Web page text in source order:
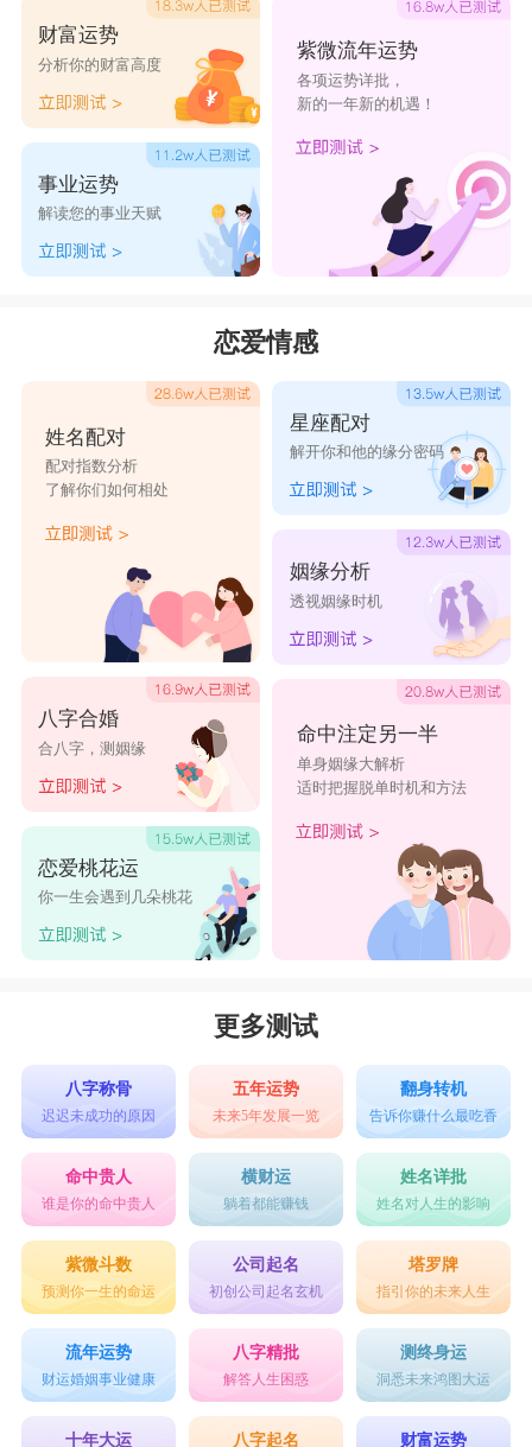
财富运势
分析你的财富高度
事业运势
解读您的事业天赋
紫微流年运势
各项运势详批，
新的一年新的机遇！
恋爱情感
姓名配对
配对指数分析
了解你们如何相处
八字合婚
合八字，测姻缘
恋爱桃花运
你一生会遇到几朵桃花
星座配对
解开你和他的缘分密码
姻缘分析
透视姻缘时机
命中注定另一半
单身姻缘大解析
适时把握脱单时机和方法
更多测试
八字称骨
迟迟未成功的原因
五年运势
未来5年发展一览
翻身转机
告诉你赚什么最吃香
命中贵人
谁是你的命中贵人
横财运
躺着都能赚钱
姓名详批
姓名对人生的影响
紫微斗数
预测你一生的命运
公司起名
初创公司起名玄机
塔罗牌
指引你的未来人生
流年运势
财运婚姻事业健康
八字精批
解答人生困惑
测终身运
洞悉未来鸿图大运
十年大运 八字起名 财富运势